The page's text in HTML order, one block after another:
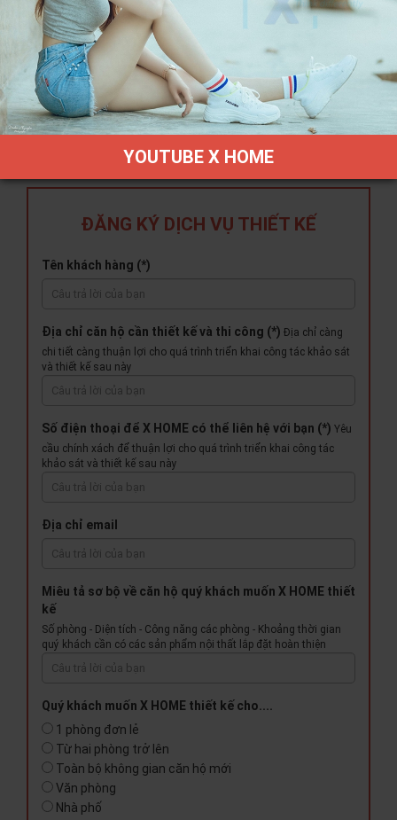
THIẾT KẾ THI CÔNG KIẾN TRÚC KHÁCH SẠN X HOME
HÀ NỘI XHOME12
ĐĂNG KÝ DỊCH VỤ THIẾT KẾ
Tên khách hàng (*)
Địa chỉ căn hộ cần thiết kế và thi công (*) Địa chỉ càng
chi tiết càng thuận lợi cho quá trình triển khai công tác khảo sát
và thiết kế sau này
Số điện thoại để X HOME có thể liên hệ với bạn (*) Yêu
cầu chính xách để thuận lợi cho quá trình triển khai công tác
khảo sát và thiết kế sau này
Địa chỉ email
Miêu tả sơ bộ về căn hộ quý khách muốn X HOME thiết
kế
Số phòng - Diện tích - Công năng các phòng - Khoảng thời gian
quý khách cần có các sản phẩm nội thất lắp đặt hoàn thiện
Quý khách muốn X HOME thiết kế cho....
1 phòng đơn lẻ
Từ hai phòng trở lên
Toàn bộ không gian căn hộ mới
Văn phòng
Nhà phố
YOUTUBE X HOME